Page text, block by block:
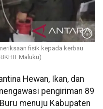
fisik kepada kerbau
Maluku)
Hewan, Ikan, dan
pengiriman 89
menuju Kabupaten